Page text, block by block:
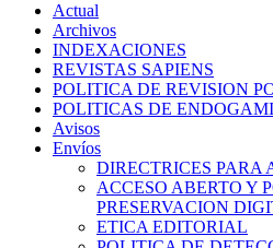
Actual
Archivos
INDEXACIONES
REVISTAS SAPIENS
POLITICA DE REVISION
POLITICAS DE
Avisos
Envíos
DIRECTRICES PARA
ACCESO ABERTO Y
PRESERVACION
ETICA EDITORIAL